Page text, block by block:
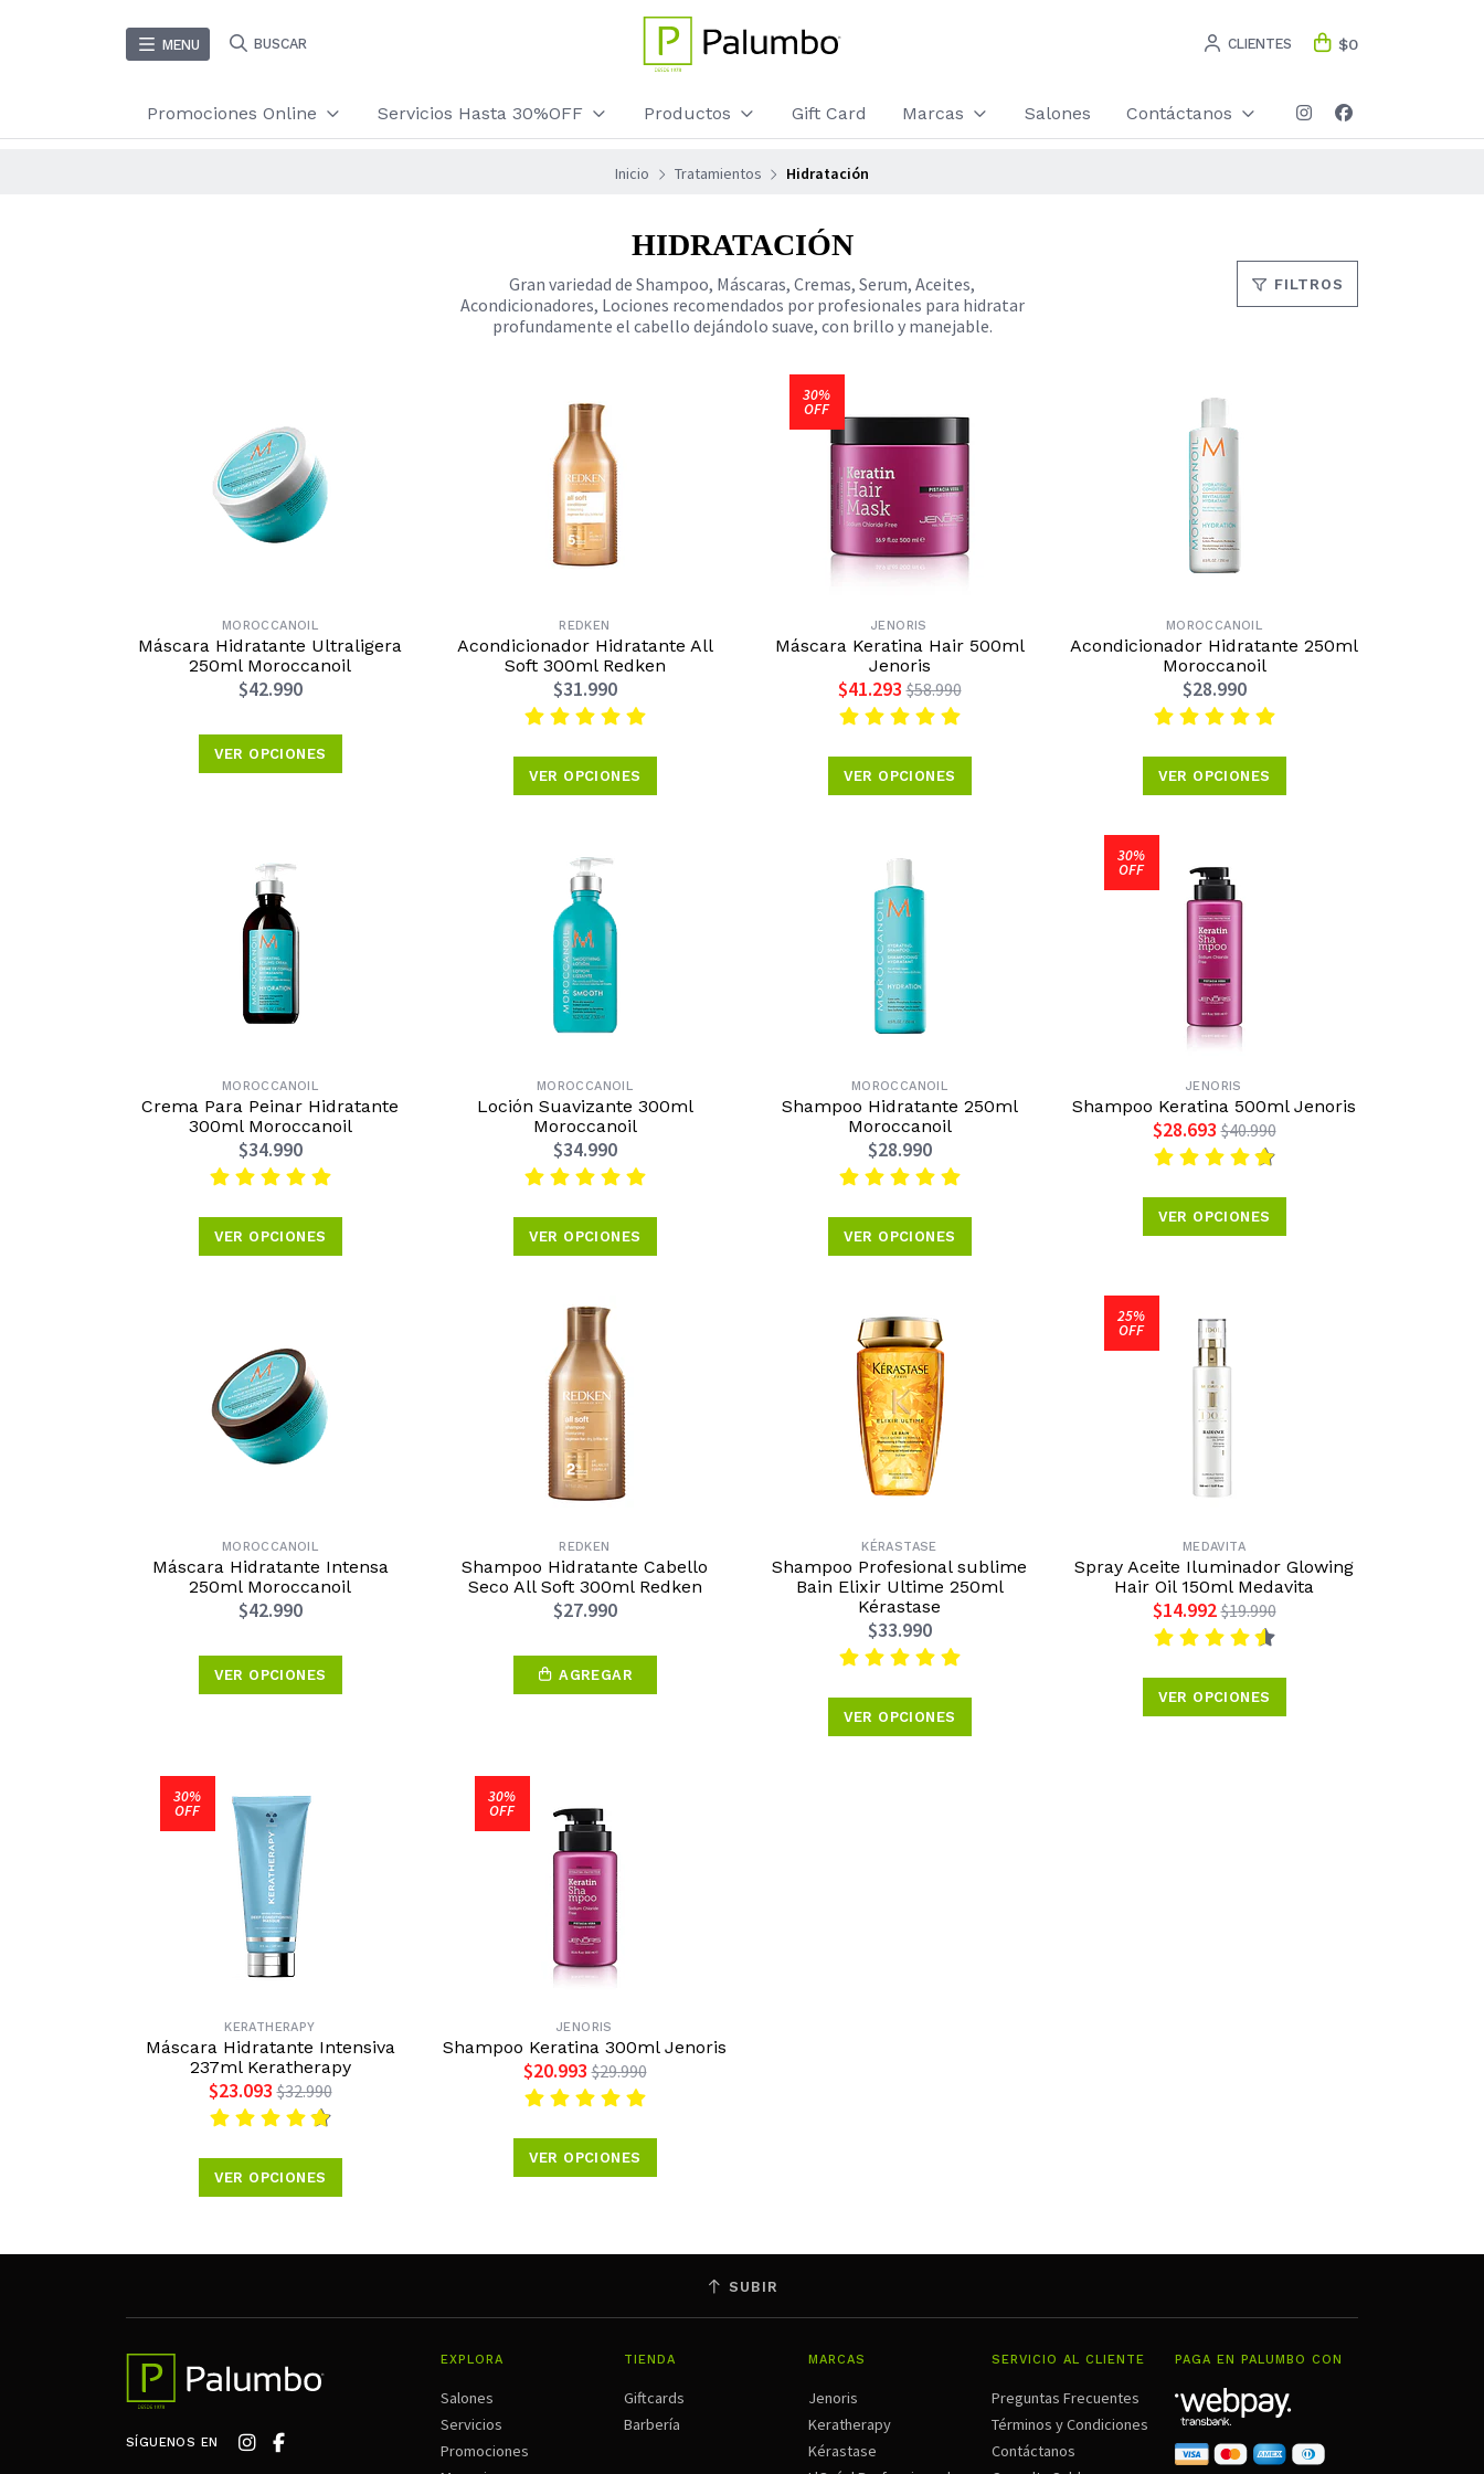
MENU BUSCAR CLIENTES $0
Promociones Online Servicios Hasta 30%OFF Productos Gift Card Marcas Salones Contáctanos
Inicio Tratamientos Hidratación
HIDRATACIÓN
Gran variedad de Shampoo, Máscaras, Cremas, Serum, Aceites,
Acondicionadores, Lociones recomendados por profesionales para hidratar
profundamente el cabello dejándolo suave, con brillo y manejable.
FILTROS
MOROCCANOIL
Máscara Hidratante Ultraligera
250ml Moroccanoil
$42.990
VER OPCIONES
REDKEN
Acondicionador Hidratante All
Soft 300ml Redken
$31.990
VER OPCIONES
30%
OFF
JENORIS
Máscara Keratina Hair 500ml
Jenoris
$41.293 $58.990
VER OPCIONES
MOROCCANOIL
Acondicionador Hidratante 250ml
Moroccanoil
$28.990
VER OPCIONES
MOROCCANOIL
Crema Para Peinar Hidratante
300ml Moroccanoil
$34.990
VER OPCIONES
MOROCCANOIL
Loción Suavizante 300ml
Moroccanoil
$34.990
VER OPCIONES
MOROCCANOIL
Shampoo Hidratante 250ml
Moroccanoil
$28.990
VER OPCIONES
30%
OFF
JENORIS
Shampoo Keratina 500ml Jenoris
$28.693 $40.990
VER OPCIONES
MOROCCANOIL
Máscara Hidratante Intensa
250ml Moroccanoil
$42.990
VER OPCIONES
REDKEN
Shampoo Hidratante Cabello
Seco All Soft 300ml Redken
$27.990
AGREGAR
KÉRASTASE
Shampoo Profesional sublime
Bain Elixir Ultime 250ml
Kérastase
$33.990
VER OPCIONES
25%
OFF
MEDAVITA
Spray Aceite Iluminador Glowing
Hair Oil 150ml Medavita
$14.992 $19.990
VER OPCIONES
30%
OFF
KERATHERAPY
Máscara Hidratante Intensiva
237ml Keratherapy
$23.093 $32.990
VER OPCIONES
30%
OFF
JENORIS
Shampoo Keratina 300ml Jenoris
$20.993 $29.990
VER OPCIONES
SUBIR
SÍGUENOS EN
EXPLORA
Salones
Servicios
Promociones
TIENDA
Giftcards
Barbería
MARCAS
Jenoris
Keratherapy
Kérastase
SERVICIO AL CLIENTE
Preguntas Frecuentes
Términos y Condiciones
Contáctanos
PAGA EN PALUMBO CON